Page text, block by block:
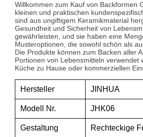
Willkommen zum Kauf von Backformen
kleinen und praktischen
sind aus ungiftigem Keramikmaterial
Gesundheit und Sicherheit von
gewährleisten, und sie haben eine
Musteroptionen, die sowohl schön als
Die Produkte können zum Backen aller
Portionen von Lebensmitteln verwendet
Küche zu Hause oder kommerziellen
Hersteller JINHUA
Modell Nr. JHK06
Gestaltung Rechteckige